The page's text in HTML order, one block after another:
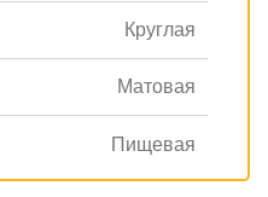
Круглая
Матовая
Пищевая